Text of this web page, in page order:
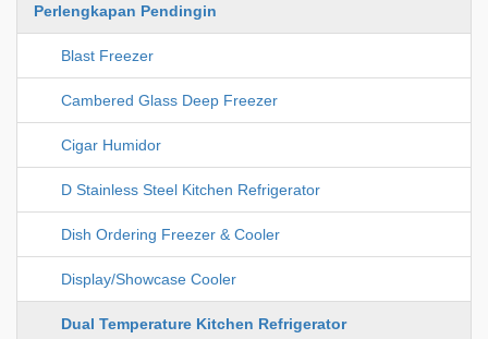
Perlengkapan Pendingin
Blast Freezer
Cambered Glass Deep Freezer
Cigar Humidor
D Stainless Steel Kitchen Refrigerator
Dish Ordering Freezer & Cooler
Display/Showcase Cooler
Dual Temperature Kitchen Refrigerator